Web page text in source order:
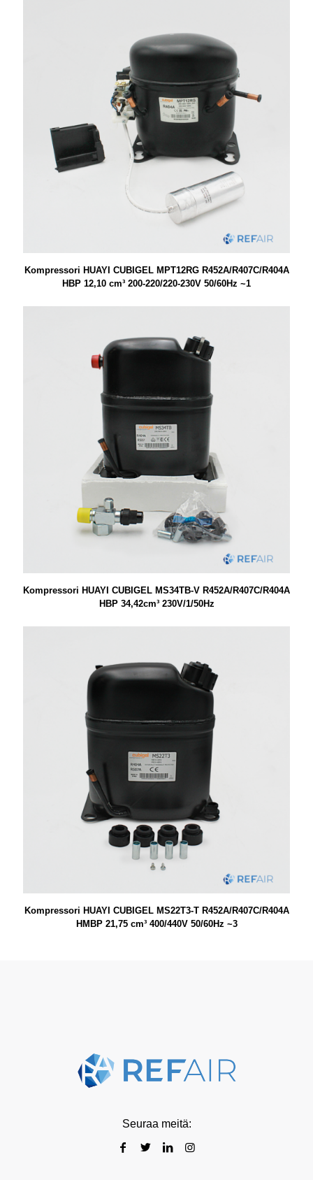
Kompressori HUAYI CUBIGEL MPT12RG R452A/R407C/R404A
HBP 12,10 cm³ 200-220/220-230V 50/60Hz ~1
Kompressori HUAYI CUBIGEL MS34TB-V R452A/R407C/R404A
HBP 34,42cm³ 230V/1/50Hz
Kompressori HUAYI CUBIGEL MS22T3-T R452A/R407C/R404A
HMBP 21,75 cm³ 400/440V 50/60Hz ~3
Seuraa meitä: